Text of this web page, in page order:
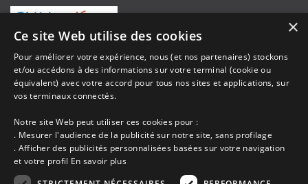
Les descriptions et photos contenues dans le site Armor-vacances sont sous
la responsabilité des propriétaires, ces informations sont indicatives et non
contractuelles. Les données sont protégées par copyright Armor-vacances.
Armor-vacances n'est pas un organisme et ne touche aucune commission
sur les locations, c'est simplement un annuaire d'hébergements de
vacances en Bretagne, un service de petites annonces de location DE
PARTICULIER A PARTICULIER.
×
Ce site Web utilise des cookies
Pour améliorer votre expérience, nous (et nos partenaires) stockons
et/ou accédons à des informations sur votre terminal (cookie ou
équivalent) avec votre accord pour tous nos sites et applications, sur
vos terminaux connectés.
Notre site Web peut utiliser ces cookies pour :
. Mesurer l'audience de la publicité sur notre site, sans profilage
. Afficher des publicités personnalisées basées sur votre navigation
et votre profil En savoir plus